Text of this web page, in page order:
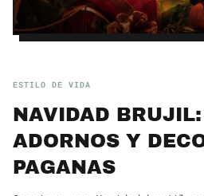
ESTILO DE VIDA
NAVIDAD
ADORNOS Y
PAGANAS